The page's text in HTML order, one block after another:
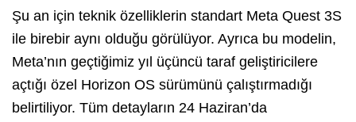
Şu an için teknik özelliklerin standart Meta Quest 3S
ile birebir aynı olduğu görülüyor. Ayrıca bu modelin,
Meta’nın geçtiğimiz yıl üçüncü taraf geliştiricilere
açtığı özel Horizon OS sürümünü çalıştırmadığı
belirtiliyor. Tüm detayların 24 Haziran’da